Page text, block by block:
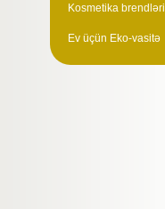
Kosmetika brendləri
Ev üçün Eko-vasitə